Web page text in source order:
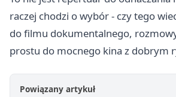
raczej chodzi o wybór - czy tego
do filmu dokumentalnego,
prostu do mocnego kina z dobrym
Powiązany artykuł